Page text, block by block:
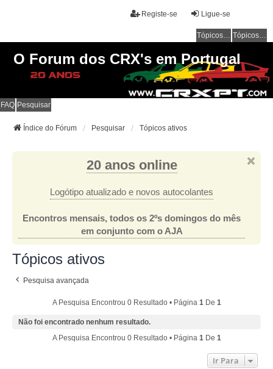
Ligue-se
Registe-se
Tópicos sem resposta Tópicos ativos
O Forum dos CRX's em Portugal
FAQ Pesquisar
Índice do Fórum Pesquisar Tópicos ativos
20 anos online
Logótipo atualizado e novos autocolantes
Encontros mensais, todos os 2ºs domingos do mês
em conjunto com o AJA
Tópicos ativos
Pesquisa avançada
A Pesquisa Encontrou 0 Resultado • Página 1De 1
Não foi encontrado nenhum resultado.
A Pesquisa Encontrou 0 Resultado • Página 1De 1
Ir Para